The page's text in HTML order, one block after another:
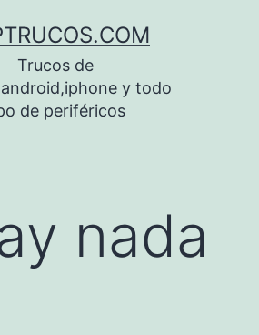
Trucos de
y todo
de periféricos
nada